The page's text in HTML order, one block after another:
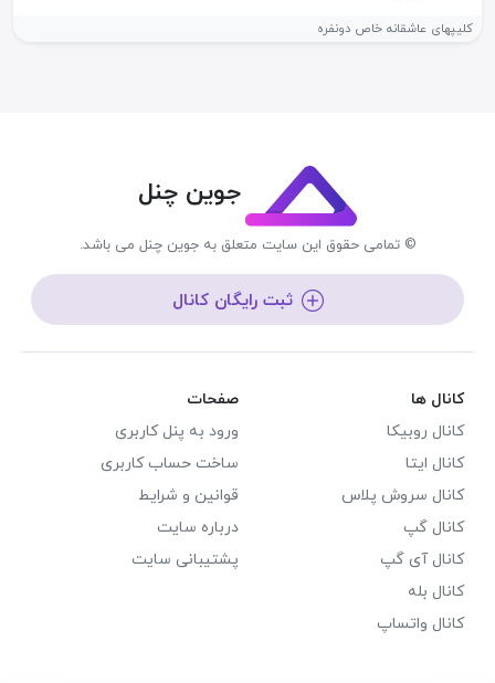
کلیپهای عاشقانه خاص دونفره
جوین چنل
© تمامی حقوق این سایت متعلق به جوین چنل می باشد.
ثبت رایگان کانال
کانال ها
کانال روبیکا
کانال ایتا
کانال سروش پلاس
کانال گپ
کانال آی گپ
کانال بله
کانال واتساپ
صفحات
ورود به پنل کاربری
ساخت حساب کاربری
قوانین و شرایط
درباره سایت
پشتیبانی سایت